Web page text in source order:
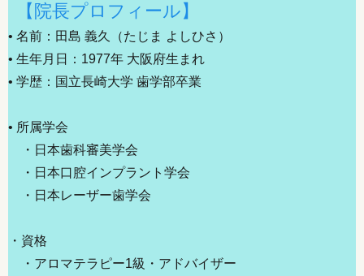
【院長プロフィール】
• 名前：田島 義久（たじま よしひさ）
• 生年月日：1977年 大阪府生まれ
• 学歴：国立長崎大学 歯学部卒業
• 所属学会
・日本歯科審美学会
・日本口腔インプラント学会
・日本レーザー歯学会
・資格
・アロマテラピー1級・アドバイザー​